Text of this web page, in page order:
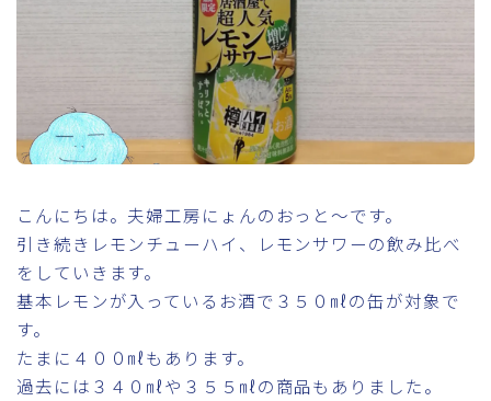
こんにちは。夫婦工房にょんのおっと～です。
引き続きレモンチューハイ、レモンサワーの飲み比べ
をしていきます。
基本レモンが入っているお酒で３５０㎖の缶が対象で
す。
たまに４００㎖もあります。
過去には３４０㎖や３５５㎖の商品もありました。